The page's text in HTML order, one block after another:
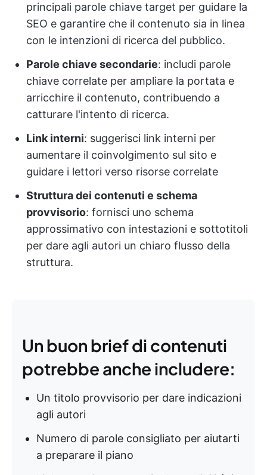
principali parole chiave target per guidare la
SEO e garantire che il contenuto sia in linea
con le intenzioni di ricerca del pubblico.
Parole chiave secondarie: includi parole
chiave correlate per ampliare la portata e
arricchire il contenuto, contribuendo a
catturare l'intento di ricerca.
Link interni: suggerisci link interni per
aumentare il coinvolgimento sul sito e
guidare i lettori verso risorse correlate
Struttura dei contenuti e schema
provvisorio: fornisci uno schema
approssimativo con intestazioni e sottotitoli
per dare agli autori un chiaro flusso della
struttura.
Un buon brief di contenuti
potrebbe anche includere:
Un titolo provvisorio per dare indicazioni
agli autori
Numero di parole consigliato per aiutarti
a preparare il piano